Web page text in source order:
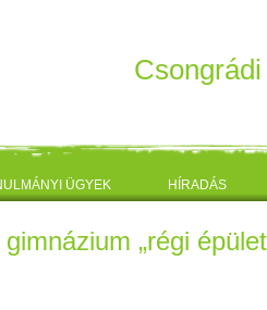
ÜGYEK HÍRADÁS
„régi